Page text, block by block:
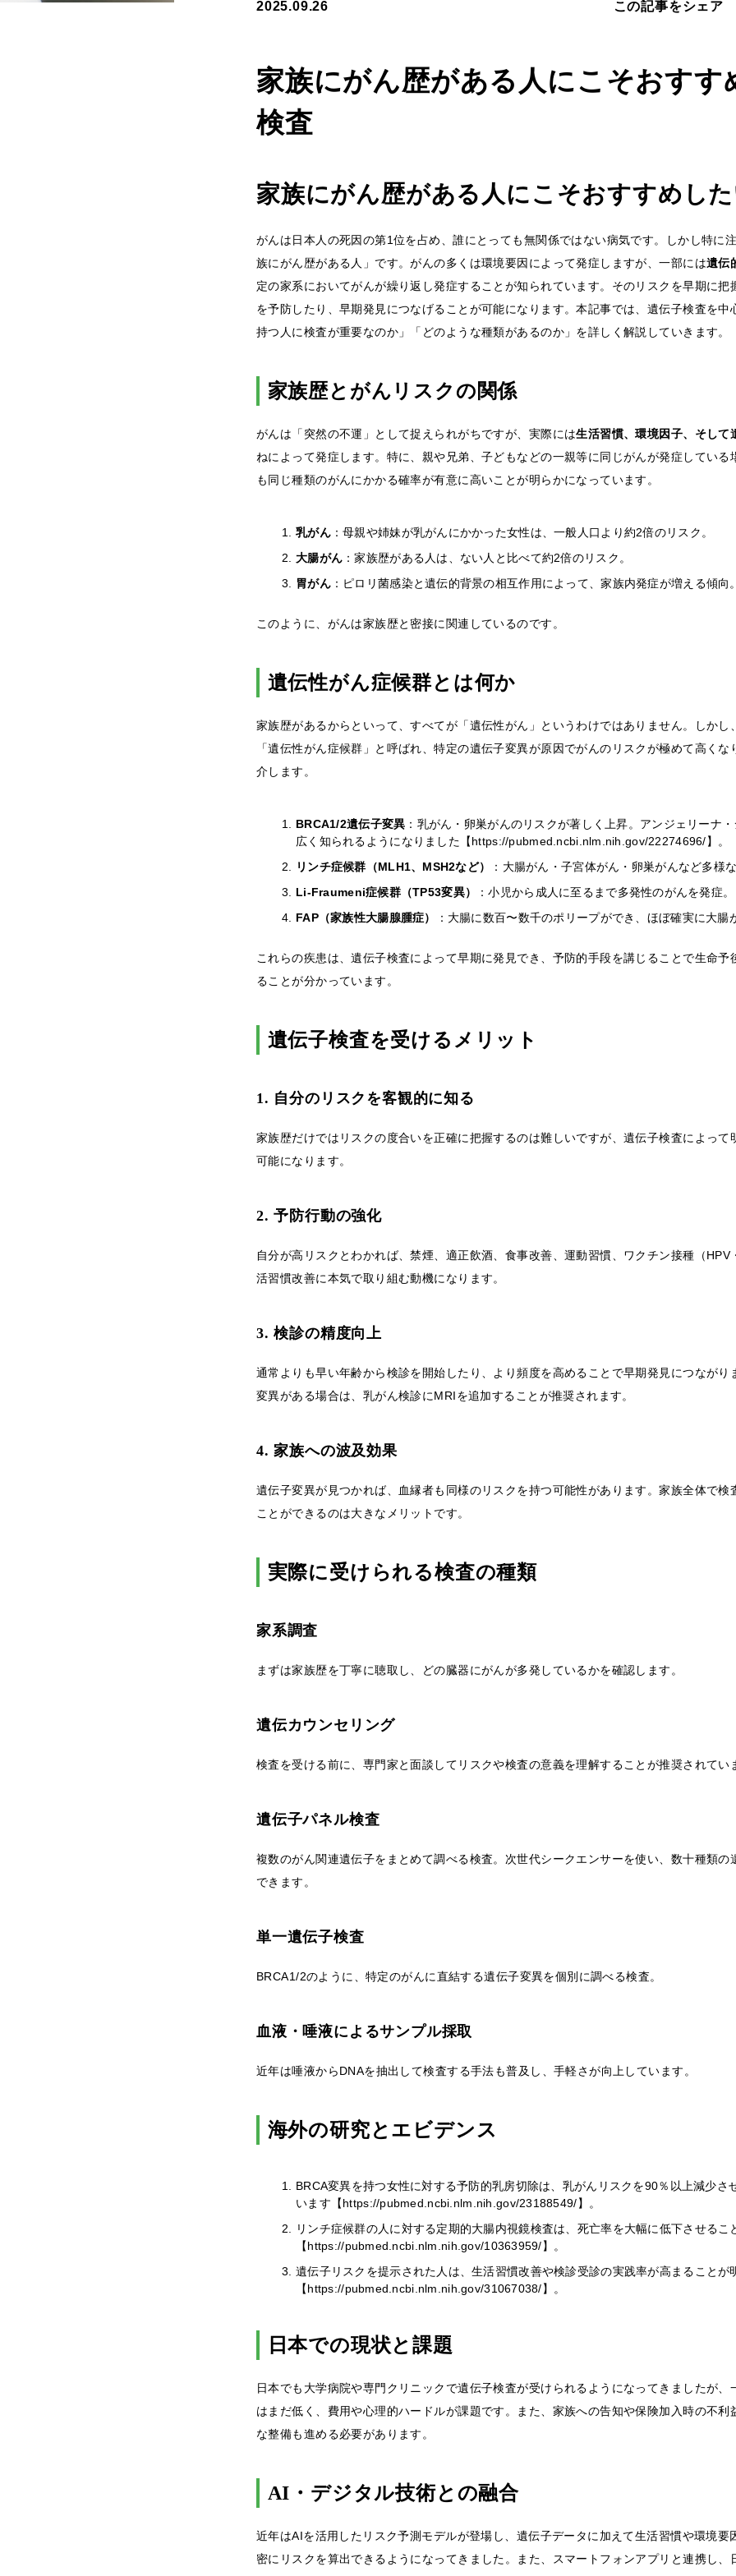
2025.09.26 この記事をシェア
家族にがん歴がある人にこそおすす
検査
家族にがん歴がある人にこそおすすめし
がんは日本人の死因の第1位を占め、誰にとっても無関係ではない病気です。しかし特に
族にがん歴がある人」です。がんの多くは環境要因によって発症しますが、一部には遺伝
定の家系においてがんが繰り返し発症することが知られています。そのリスクを早期に把
を予防したり、早期発見につなげることが可能になります。本記事では、遺伝子検査を中
持つ人に検査が重要なのか」「どのような種類があるのか」を詳しく解説していきます。
家族歴とがんリスクの関係
がんは「突然の不運」として捉えられがちですが、実際には生活習慣、環境因子、そして
ねによって発症します。特に、親や兄弟、子どもなどの一親等に同じがんが発症している
も同じ種類のがんにかかる確率が有意に高いことが明らかになっています。
乳がん：母親や姉妹が乳がんにかかった女性は、一般人口より約2倍のリスク。
大腸がん ：家族歴がある人は、ない人と比べて約2倍のリスク。
胃がん：ピロリ菌感染と遺伝的背景の相互作用によって、家族内発症が増える傾向。
このように、がんは家族歴と密接に関連しているのです。
遺伝性がん症候群とは何か
家族歴があるからといって、すべてが「遺伝性がん」というわけではありません。しかし
「遺伝性がん症候群」と呼ばれ、特定の遺伝子変異が原因でがんのリスクが極めて高くな
介します。
BRCA1/2遺伝子変異 ：乳がん・卵巣がんのリスクが著しく上昇。アンジェリーナ
広く知られるようになりました【https://pubmed.ncbi.nlm.nih.gov/22274696/】。
リンチ症候群（MLH1、MSH2など）
：大腸がん・子宮体がん・卵巣がんなど多様
Li-Fraumeni症候群（TP53変異）
：小児から成人に至るまで多発性のがんを発症。
FAP（家族性大腸腺腫症）
：大腸に数百〜数千のポリープができ、ほぼ確実に大腸
これらの疾患は、遺伝子検査によって早期に発見でき、予防的手段を講じることで生命予
ることが分かっています。
遺伝子検査を受けるメリット
1. 自分のリスクを客観的に知る
家族歴だけではリスクの度合いを正確に把握するのは難しいですが、遺伝子検査によって
可能になります。
2. 予防行動の強化
自分が高リスクとわかれば、禁煙、適正飲酒、食事改善、運動習慣、ワクチン接種（HPV
活習慣改善に本気で取り組む動機になります。
3. 検診の精度向上
通常よりも早い年齢から検診を開始したり、より頻度を高めることで早期発見につながり
変異がある場合は、乳がん検診にMRIを追加することが推奨されます。
4. 家族への波及効果
遺伝子変異が見つかれば、血縁者も同様のリスクを持つ可能性があります。家族全体で検
ことができるのは大きなメリットです。
実際に受けられる検査の種類
家系調査
まずは家族歴を丁寧に聴取し、どの臓器にがんが多発しているかを確認します。
遺伝カウンセリング
検査を受ける前に、専門家と面談してリスクや検査の意義を理解することが推奨されてい
遺伝子パネル検査
複数のがん関連遺伝子をまとめて調べる検査。次世代シークエンサーを使い、数十種類の
できます。
単一遺伝子検査
BRCA1/2のように、特定のがんに直結する遺伝子変異を個別に調べる検査。
血液・唾液によるサンプル採取
近年は唾液からDNAを抽出して検査する手法も普及し、手軽さが向上しています。
海外の研究とエビデンス
BRCA変異を持つ女性に対する予防的乳房切除は、乳がんリスクを90％以上減少さ
います【https://pubmed.ncbi.nlm.nih.gov/23188549/】。
リンチ症候群の人に対する定期的大腸内視鏡検査は、死亡率を大幅に低下させるこ
【https://pubmed.ncbi.nlm.nih.gov/10363959/】。
遺伝子リスクを提示された人は、生活習慣改善や検診受診の実践率が高まることが
【https://pubmed.ncbi.nlm.nih.gov/31067038/】。
日本での現状と課題
日本でも大学病院や専門クリニックで遺伝子検査が受けられるようになってきましたが、
はまだ低く、費用や心理的ハードルが課題です。また、家族への告知や保険加入時の不利
な整備も進める必要があります。
AI・デジタル技術との融合
近年はAIを活用したリスク予測モデルが登場し、遺伝子データに加えて生活習慣や環境要
密にリスクを算出できるようになってきました。また、スマートフォンアプリと連携し、